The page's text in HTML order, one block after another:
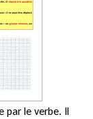
par le verbe. Il